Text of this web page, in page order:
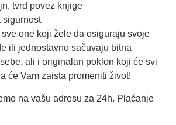
tvrd povez knjige
sigurnost
one koji žele da osiguraju svoje
ili jednostavno sačuvaju bitna
ali i originalan poklon koji će svi
će Vam zaista promeniti život!
na vašu adresu za 24h. Plaćanje